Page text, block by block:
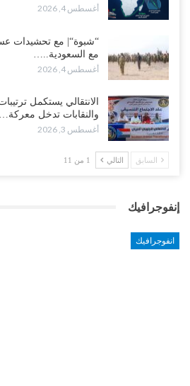
أغسطس 4, 2026
“شبوة“| مع تحشيدات
مع السعودية..…
أغسطس 4, 2026
الانتقالي يستكمل
والنقابات تدخل معركة…
أغسطس 3, 2026
السابق التالي 1 من 11
إنفوجرافيك
انفوجرافيك